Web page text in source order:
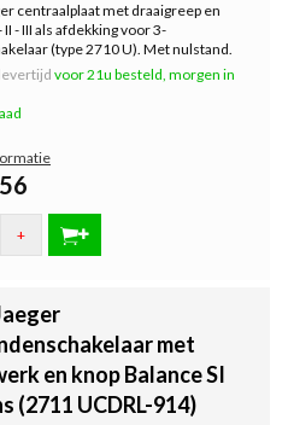
centraalplaat met draaigreep en
II - III als afdekking voor 3-
(type 2710 U). Met nulstand.
en afdekraam. Serie: Balance
glans.
voor 21u besteld, morgen in
+
met
en knop Balance SI
(2711 UCDRL-914)